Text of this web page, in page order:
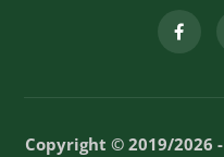
Copyright © 2019/2026 -